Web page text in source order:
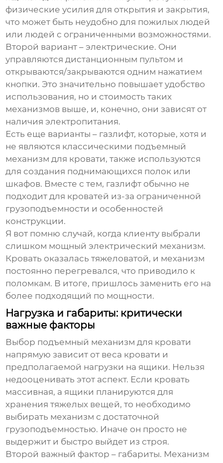
физические усилия для открытия и закрытия,
что может быть неудобно для пожилых людей
или людей с ограниченными возможностями.
Второй вариант – электрические. Они
управляются дистанционным пультом и
открываются/закрываются одним нажатием
кнопки. Это значительно повышает удобство
использования, но и стоимость таких
механизмов выше, и, конечно, они зависят от
наличия электропитания.
Есть еще варианты – газлифт, которые, хотя и
не являются классическими подъемный
механизм для кровати, также используются
для создания поднимающихся полок или
шкафов. Вместе с тем, газлифт обычно не
подходит для кроватей из-за ограниченной
грузоподъемности и особенностей
конструкции.
Я вот помню случай, когда клиенту выбрали
слишком мощный электрический механизм.
Кровать оказалась тяжеловатой, и механизм
постоянно перегревался, что приводило к
поломкам. В итоге, пришлось заменить его на
более подходящий по мощности.
Нагрузка и габариты: критически
важные факторы
Выбор подъемный механизм для кровати
напрямую зависит от веса кровати и
предполагаемой нагрузки на ящики. Нельзя
недооценивать этот аспект. Если кровать
массивная, а ящики планируются для
хранения тяжелых вещей, то необходимо
выбирать механизм с достаточной
грузоподъемностью. Иначе он просто не
выдержит и быстро выйдет из строя.
Второй важный фактор – габариты. Механизм